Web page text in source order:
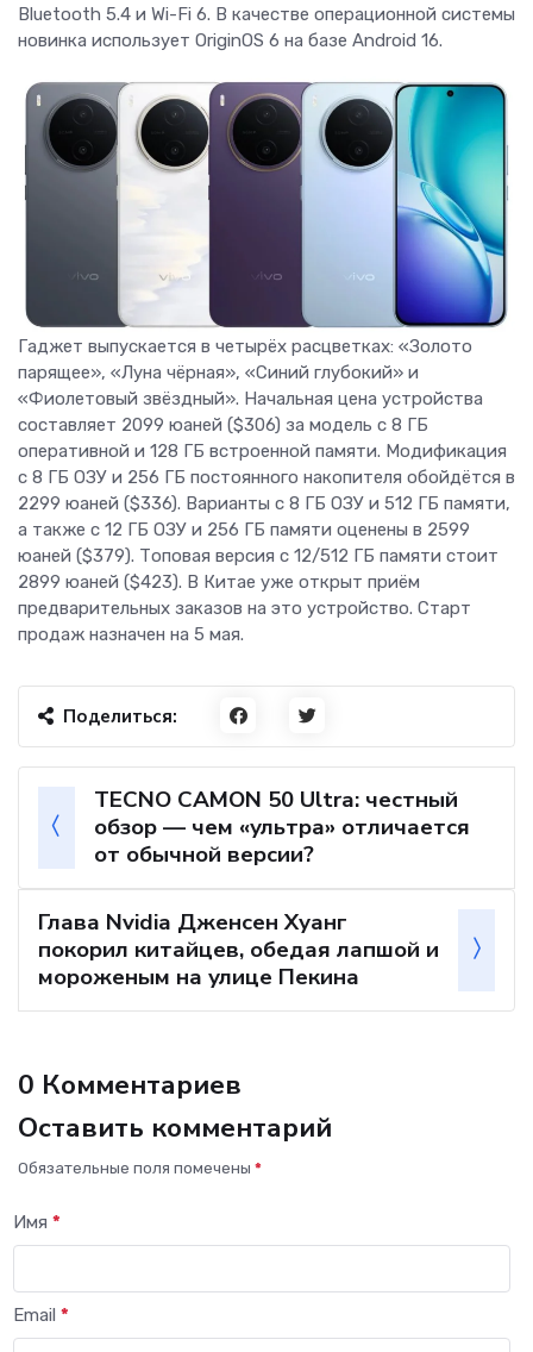
Bluetooth 5.4 и Wi-Fi 6. В качестве операционной системы
новинка использует OriginOS 6 на базе Android 16.
Гаджет выпускается в четырёх расцветках: «Золото
парящее», «Луна чёрная», «Синий глубокий» и
«Фиолетовый звёздный». Начальная цена устройства
составляет 2099 юаней ($306) за модель с 8 ГБ
оперативной и 128 ГБ встроенной памяти. Модификация
с 8 ГБ ОЗУ и 256 ГБ постоянного накопителя обойдётся в
2299 юаней ($336). Варианты с 8 ГБ ОЗУ и 512 ГБ памяти,
а также с 12 ГБ ОЗУ и 256 ГБ памяти оценены в 2599
юаней ($379). Топовая версия с 12/512 ГБ памяти стоит
2899 юаней ($423). В Китае уже открыт приём
предварительных заказов на это устройство. Старт
продаж назначен на 5 мая.
Поделиться:
TECNO CAMON 50 Ultra: честный
обзор — чем «ультра» отличается
от обычной версии?
Глава Nvidia Дженсен Хуанг
покорил китайцев, обедая лапшой и
мороженым на улице Пекина
0 Комментариев
Оставить комментарий
Обязательные поля помечены *
Имя *
Email *